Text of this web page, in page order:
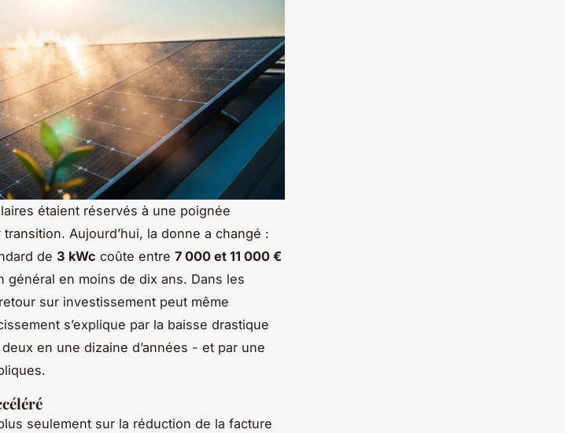
étaient réservés à une poignée
Aujourd’hui, la donne a changé :
de 3 kWc coûte entre 7 000 et 11 000 €
général en moins de dix ans. Dans les
sur investissement peut même
s’explique par la baisse drastique
en une dizaine d’années - et par une
seulement sur la réduction de la facture